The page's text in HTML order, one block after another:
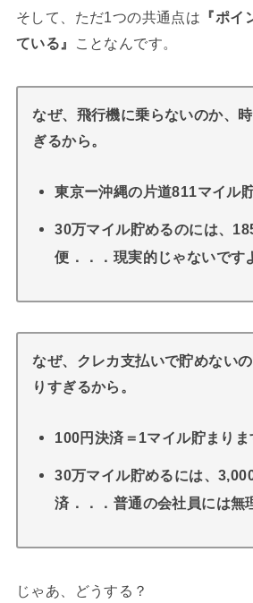
そして、ただ1つの共通点は 『ポ
ている』
ことなんです。
なぜ、飛行機に乗らないのか、
ぎるから。
東京ー沖縄の片道811マイル
30万マイル貯めるのには、
便．．．現実的じゃないです
なぜ、クレカ支払いで貯めない
りすぎるから。
100円決済＝1マイル貯まりま
30万マイル貯めるには、
済．．．普通の会社員には無
じゃあ、どうする？